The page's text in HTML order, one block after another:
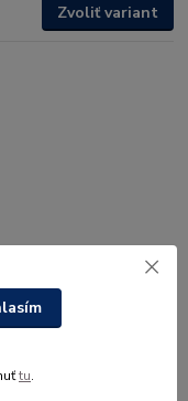
Zvoliť variant
tu.